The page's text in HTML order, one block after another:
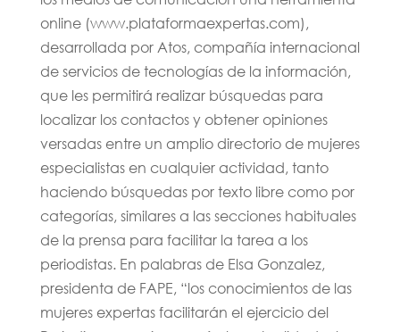
online (www.plataformaexpertas.com),
desarrollada por Atos, compañía internacional
de servicios de tecnologías de la información,
que les permitirá realizar búsquedas para
localizar los contactos y obtener opiniones
versadas entre un amplio directorio de mujeres
especialistas en cualquier actividad, tanto
haciendo búsquedas por texto libre como por
categorías, similares a las secciones habituales
de la prensa para facilitar la tarea a los
periodistas. En palabras de Elsa Gonzalez,
presidenta de FAPE, “los conocimientos de las
mujeres expertas facilitarán el ejercicio del